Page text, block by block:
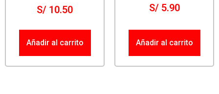
S/ 10.50
Añadir al carrito
S/5.90
Añadir al carrito